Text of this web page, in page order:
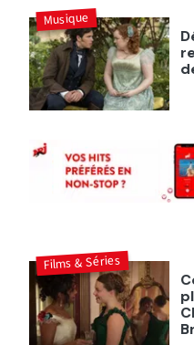
Musique
Films & Séries